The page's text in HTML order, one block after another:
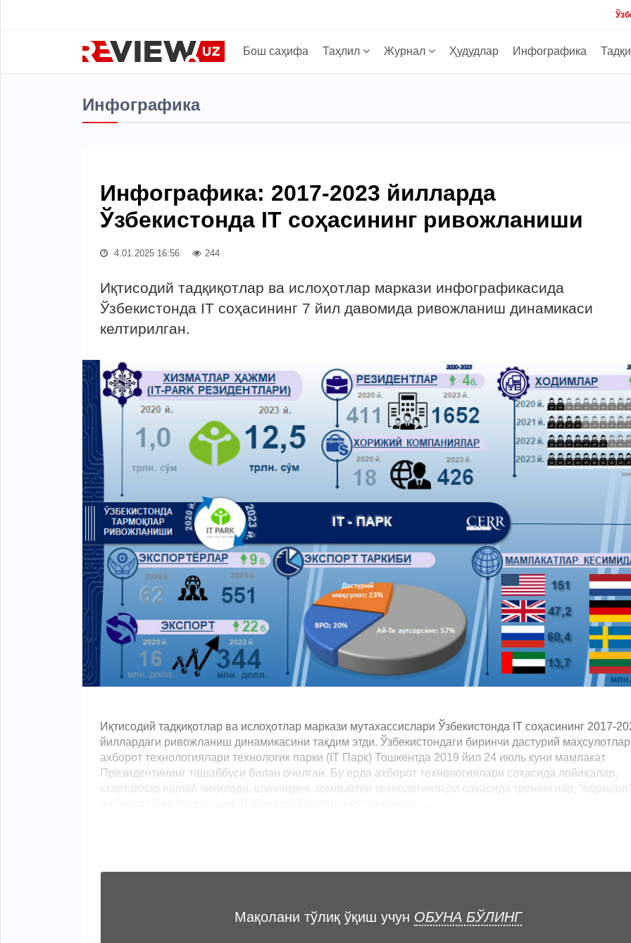
Бош саҳифа Таҳлил Журнал Ҳудудлар Инфографика
Инфографика
Инфографика: 2017-2023 йилларда
Ўзбекистонда IT соҳасининг ривожланиши
4.01.2025 16:56 244
Иқтисодий тадқиқотлар ва ислоҳотлар маркази инфографикасида
Ўзбекистонда IT соҳасининг 7 йил давомида ривожланиш динамикаси
келтирилган.
Иқтисодий тадқиқотлар ва ислоҳотлар маркази мутахассислари Ўзбекистонда IT соҳасининг 2017-
йиллардаги ривожланиш динамикасини тақдим этди. Ўзбекистондаги биринчи дастурий
ахборот технологиялари технологик парки (IT Парк) Тошкентда 2019 йил 24 июль куни мамлакат
Президентининг ташаббуси билан очилган. Бу ерда ахборот технологиялари соҳасида лойиҳалар,
стартаплар ишлаб чиқилади, шунингдек, компьютер технологиялари соҳасида тренинглар, “воркшоп”
Мақолани тўлиқ ўқиш учун ОБУНА БЎЛИНГ